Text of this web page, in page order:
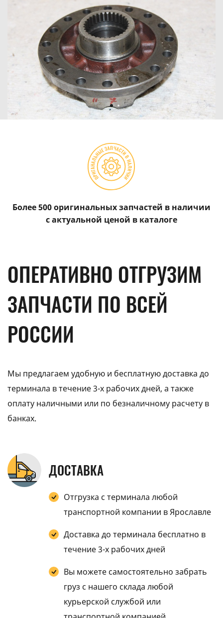
Более 500 оригинальных запчастей в наличии
с актуальной ценой в каталоге
ОПЕРАТИВНО ОТГРУЗИМ
ЗАПЧАСТИ ПО ВСЕЙ
РОССИИ
Мы предлагаем удобную и бесплатную доставка до
терминала в течение 3-х рабочих дней, а также
оплату наличными или по безналичному расчету в
банках.
ДОСТАВКА
Отгрузка с терминала любой
транспортной компании в Ярославле
Доставка до терминала бесплатно в
течение 3-х рабочих дней
Вы можете самостоятельно забрать
груз с нашего склада любой
курьерской службой или